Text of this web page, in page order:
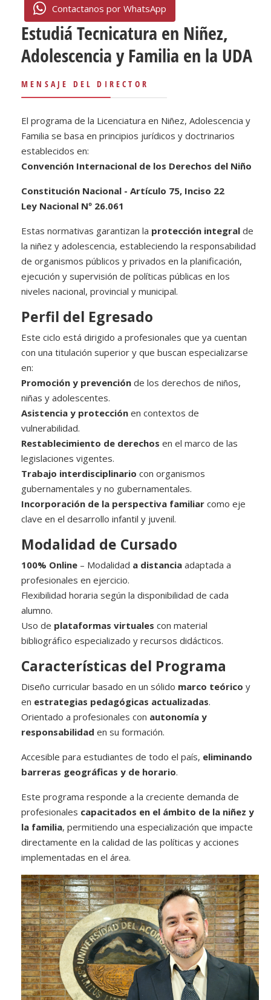
Contactanos por WhatsApp
Estudiá Tecnicatura en Niñez,
Adolescencia y Familia en la UDA
MENSAJE DEL DIRECTOR
El programa de la Licenciatura en Niñez, Adolescencia y
Familia se basa en principios jurídicos y doctrinarios
establecidos en:
Convención Internacional de los Derechos del Niño
Constitución Nacional - Artículo 75, Inciso 22
Ley Nacional Nº 26.061
Estas normativas garantizan la protección integral de
la niñez y adolescencia, estableciendo la responsabilidad
de organismos públicos y privados en la planificación,
ejecución y supervisión de políticas públicas en los
niveles nacional, provincial y municipal.
Perfil del Egresado
Este ciclo está dirigido a profesionales que ya cuentan
con una titulación superior y que buscan especializarse
en:
Promoción y prevención de los derechos de niños,
niñas y adolescentes.
Asistencia y protección en contextos de
vulnerabilidad.
Restablecimiento de derechos en el marco de las
legislaciones vigentes.
Trabajo interdisciplinario con organismos
gubernamentales y no gubernamentales.
Incorporación de la perspectiva familiar como eje
clave en el desarrollo infantil y juvenil.
Modalidad de Cursado
100% Online – Modalidad a distancia adaptada a
profesionales en ejercicio.
Flexibilidad horaria según la disponibilidad de cada
alumno.
Uso de plataformas virtuales con material
bibliográfico especializado y recursos didácticos.
Características del Programa
Diseño curricular basado en un sólido marco teórico y
en estrategias pedagógicas actualizadas.
Orientado a profesionales con autonomía y
responsabilidad en su formación.
Accesible para estudiantes de todo el país, eliminando
barreras geográficas y de horario.
Este programa responde a la creciente demanda de
profesionales capacitados en el ámbito de la niñez y
la familia, permitiendo una especialización que impacte
directamente en la calidad de las políticas y acciones
implementadas en el área.